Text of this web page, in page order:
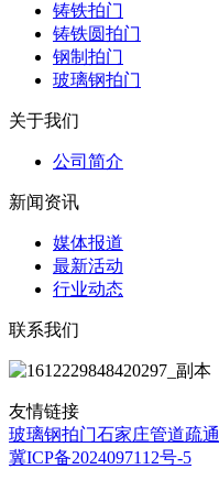
铸铁拍门
铸铁圆拍门
钢制拍门
玻璃钢拍门
关于我们
公司简介
新闻资讯
媒体报道
最新活动
行业动态
联系我们
友情链接
玻璃钢拍门石家庄管道疏通
冀ICP备2024097112号-5